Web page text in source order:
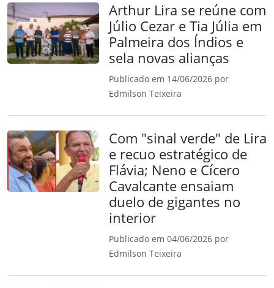
Arthur Lira se reúne com
Júlio Cezar e Tia Júlia em
Palmeira dos Índios e
sela novas alianças
Publicado em 14/06/2026 por
Edmilson Teixeira
Com "sinal verde" de Lira
e recuo estratégico de
Flávia; Neno e Cícero
Cavalcante ensaiam
duelo de gigantes no
interior
Publicado em 04/06/2026 por
Edmilson Teixeira